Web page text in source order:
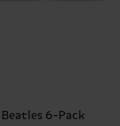
Beatles 6-Pack